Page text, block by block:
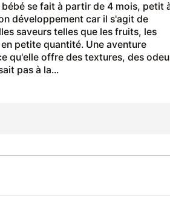
se fait à partir de 4 mois, petit
développement car il s'agit de
saveurs telles que les fruits, les
petite quantité. Une aventure
qu'elle offre des textures, des
pas à la...